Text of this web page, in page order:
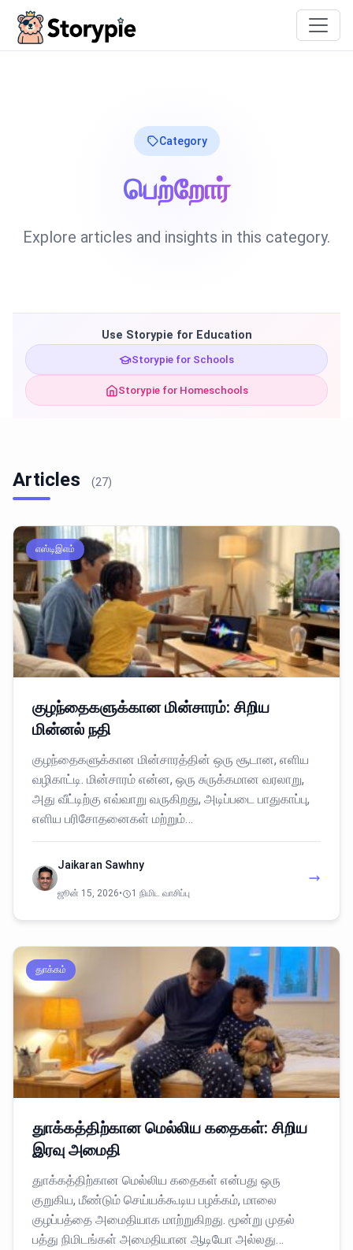
Category
பெற்றோர்
Explore articles and insights in this category.
Use Storypie for Education
Storypie for Schools
Storypie for Homeschools
Articles (27)
எஸ்டிஇஎம்
குழந்தைகளுக்கான மின்சாரம்: சிறிய
மின்னல் நதி
குழந்தைகளுக்கான மின்சாரத்தின் ஒரு சூடான, எளிய
வழிகாட்டி. மின்சாரம் என்ன, ஒரு சுருக்கமான வரலாறு,
அது வீட்டிற்கு எவ்வாறு வருகிறது, அடிப்படை பாதுகாப்பு,
எளிய பரிசோதனைகள் மற்றும்…
Jaikaran Sawhny
ஜூன் 15, 2026• 1 நிமிட வாசிப்பு
துாக்கம்
துாக்கத்திற்கான மெல்லிய கதைகள்: சிறிய
இரவு அமைதி
துாக்கத்திற்கான மெல்லிய கதைகள் என்பது ஒரு
குறுகிய, மீண்டும் செய்யக்கூடிய பழக்கம், மாலை
குழப்பத்தை அமைதியாக மாற்றுகிறது. மூன்று முதல்
பத்து நிமிடங்கள் அமைதியான ஆடியோ அல்லது…